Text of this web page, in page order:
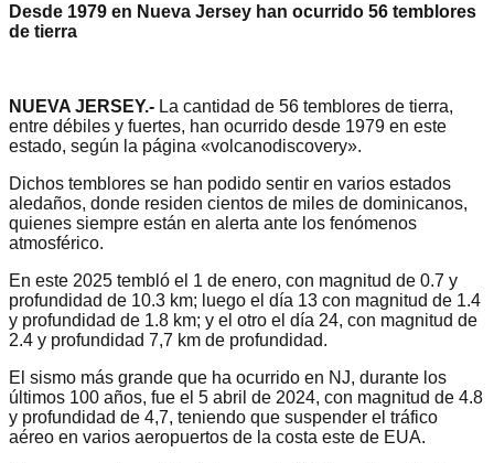
Desde 1979 en Nueva Jersey han ocurrido 56 temblores
de tierra
NUEVA JERSEY.- La cantidad de 56 temblores de tierra,
entre débiles y fuertes, han ocurrido desde 1979 en este
estado, según la página «volcanodiscovery».
Dichos temblores se han podido sentir en varios estados
aledaños, donde residen cientos de miles de dominicanos,
quienes siempre están en alerta ante los fenómenos
atmosférico.
En este 2025 tembló el 1 de enero, con magnitud de 0.7 y
profundidad de 10.3 km; luego el día 13 con magnitud de 1.4
y profundidad de 1.8 km; y el otro el día 24, con magnitud de
2.4 y profundidad 7,7 km de profundidad.
El sismo más grande que ha ocurrido en NJ, durante los
últimos 100 años, fue el 5 abril de 2024, con magnitud de 4.8
y profundidad de 4,7, teniendo que suspender el tráfico
aéreo en varios aeropuertos de la costa este de EUA.